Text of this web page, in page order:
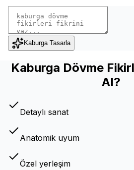
Kaburga Tasarla
Kaburga Dövme
AI?
Detaylı sanat
Anatomik uyum
Özel yerleşim